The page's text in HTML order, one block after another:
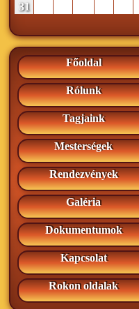
31
Főoldal
Rólunk
Tagjaink
Mesterségek
Rendezvények
Galéria
Dokumentumok
Kapcsolat
Rokon oldalak